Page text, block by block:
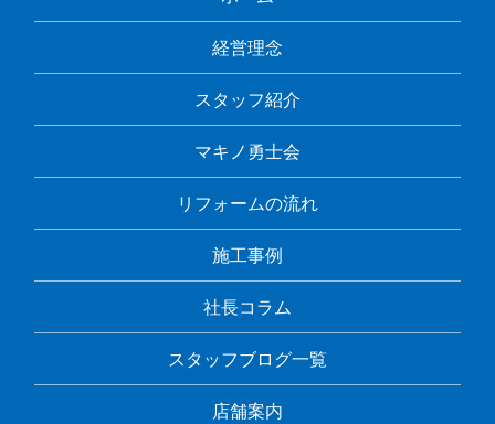
経営理念
スタッフ紹介
マキノ勇士会
リフォームの流れ
施工事例
社長コラム
スタッフブログ一覧
店舗案内